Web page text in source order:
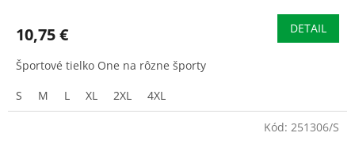
10,75 € DETAIL
Športové tielko One na rôzne športy
S
M L XL 2XL 4XL
Kód: 251306/S